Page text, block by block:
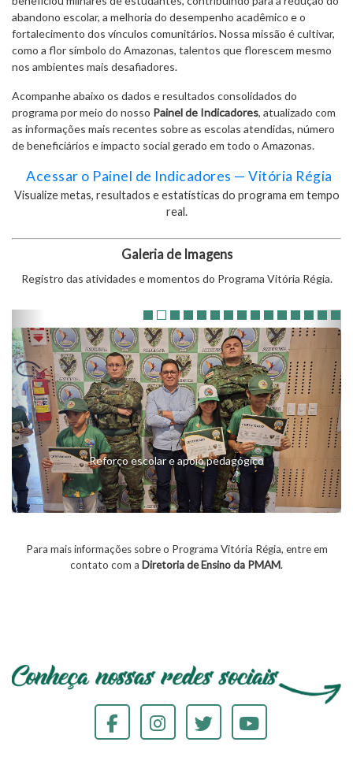
abandono escolar, a melhoria do desempenho acadêmico e o
fortalecimento dos vínculos comunitários. Nossa missão é cultivar,
como a flor símbolo do Amazonas, talentos que florescem mesmo
nos ambientes mais desafiadores.
Acompanhe abaixo os dados e resultados consolidados do
programa por meio do nosso Painel de Indicadores, atualizado com
as informações mais recentes sobre as escolas atendidas, número
de beneficiários e impacto social gerado em todo o Amazonas.
Acessar o Painel de Indicadores — Vitória Régia
Visualize metas, resultados e estatísticas do programa em tempo
real.
Galeria de Imagens
Registro das atividades e momentos do Programa Vitória Régia.
Reforço escolar e apoio pedagógico
Para mais informações sobre o Programa Vitória Régia, entre em
contato com a Diretoria de Ensino da PMAM.